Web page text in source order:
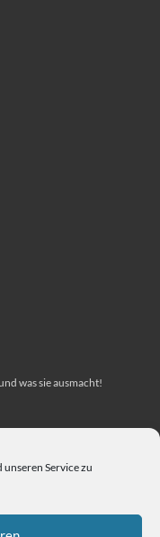
Service zu
was sie ausmacht!